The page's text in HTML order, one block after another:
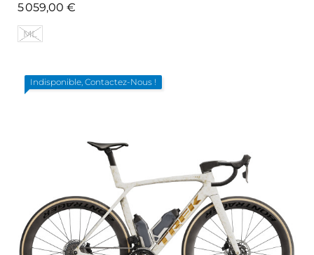
5 059,00 €
ML
Indisponible, Contactez-Nous !